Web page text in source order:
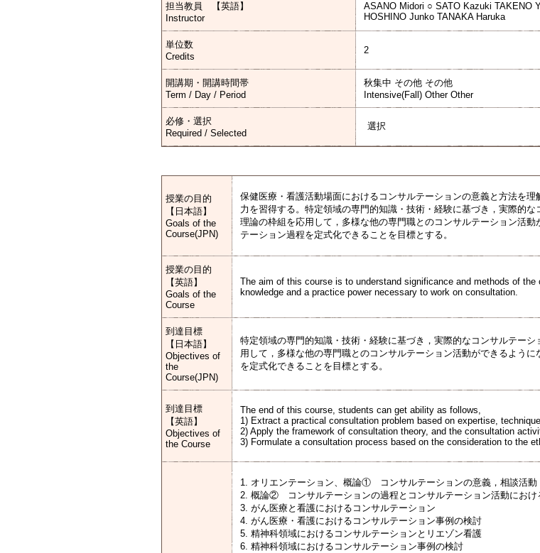
担当教員 【英語】
Instructor
ASANO Midori ○ SATO Kazuki TAKENO
HOSHINO Junko TANAKA Haruka
単位数
Credits
2
開講期・開講時間帯
Term / Day / Period
秋集中 その他 その他
Intensive(Fall) Other Other
必修・選択
Required / Selected
選択
授業の目的
【日本語】
Goals of the
Course(JPN)
保健医療・看護活動場面におけるコンサルテーションの意義と方法を
力を習得する。特定領域の専門的知識・技術・経験に基づき，実際的
理論の枠組を応用して，多様な他の専門職とのコンサルテーション活
テーション過程を定式化できることを目標とする。
授業の目的
【英語】
Goals of the
Course
The aim of this course is to understand significance and methods of
knowledge and a practice power necessary to work on consultation.
到達目標
【日本語】
Objectives of
the
Course(JPN)
特定領域の専門的知識・技術・経験に基づき，実際的なコンサルテー
用して，多様な他の専門職とのコンサルテーション活動ができるよう
を定式化できることを目標とする。
到達目標
【英語】
Objectives of
the Course
The end of this course, students can get ability as follows,
1) Extract a practical consultation problem based on expertise,
2) Apply the framework of consultation theory, and the consultation
3) Formulate a consultation process based on the consideration to the
1. オリエンテーション、概論① コンサルテーションの意義，相談活動
2. 概論② コンサルテーションの過程とコンサルテーション活動におけ
3. がん医療と看護におけるコンサルテーション
4. がん医療・看護におけるコンサルテーション事例の検討
5. 精神科領域におけるコンサルテーションとリエゾン看護
6. 精神科領域におけるコンサルテーション事例の検討